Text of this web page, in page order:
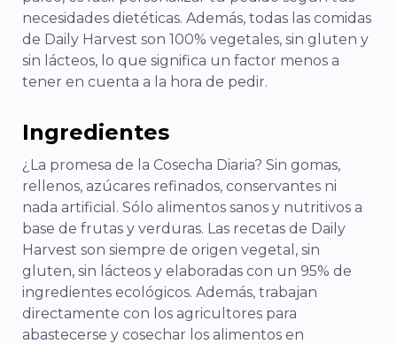
necesidades dietéticas. Además, todas las comidas
de Daily Harvest son 100% vegetales, sin gluten y
sin lácteos, lo que significa un factor menos a
tener en cuenta a la hora de pedir.
Ingredientes
¿La promesa de la Cosecha Diaria? Sin gomas,
rellenos, azúcares refinados, conservantes ni
nada artificial. Sólo alimentos sanos y nutritivos a
base de frutas y verduras. Las recetas de Daily
Harvest son siempre de origen vegetal, sin
gluten, sin lácteos y elaboradas con un 95% de
ingredientes ecológicos. Además, trabajan
directamente con los agricultores para
abastecerse y cosechar los alimentos en